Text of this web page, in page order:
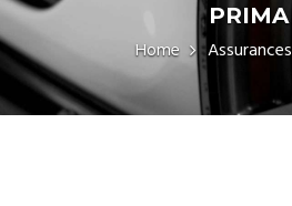
PRIMA
Home Assurances